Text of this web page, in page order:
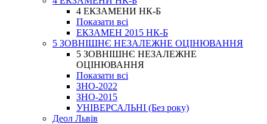
4 ЕКЗАМЕНИ НК-Б
Показати всі
ЕКЗАМЕН 2015 НК-Б
5 ЗОВНІШНЄ НЕЗАЛЕЖНЕ ОЦІНЮВАННЯ
5 ЗОВНІШНЄ НЕЗАЛЕЖНЕ
ОЦІНЮВАННЯ
Показати всі
ЗНО-2022
ЗНО-2015
УНІВЕРСАЛЬНІ (Без року)
Деол Львів